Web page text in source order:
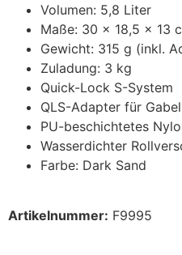
Volumen: 5,8 Liter
Maße: 30 x 18,5 x 13
Gewicht: 315 g (inkl.
Zuladung: 3 kg
Quick-Lock S-System
QLS-Adapter für
PU-beschichtetes
Wasserdichter
Farbe: Dark Sand
Artikelnummer: F9995